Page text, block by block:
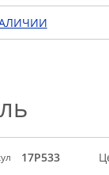
17P533